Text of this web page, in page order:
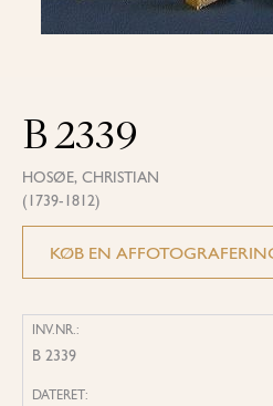
B 2339
HOSØE, CHRISTIAN
(1739-1812)
KØB EN
INV.NR.:
B 2339
DATERET: